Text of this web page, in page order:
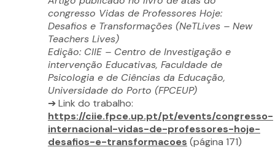
congresso Vidas de Professores Hoje:
Desafios e Transformações (NeTLives – New
Teachers Lives)
Edição: CIIE – Centro de Investigação e
intervenção Educativas, Faculdade de
Psicologia e de Ciências da Educação,
Universidade do Porto (FPCEUP)
➔ Link do trabalho:
https://ciie.fpce.up.pt/pt/events/congresso-
internacional-vidas-de-professores-hoje-
desafios-e-transformacoes (página 171)